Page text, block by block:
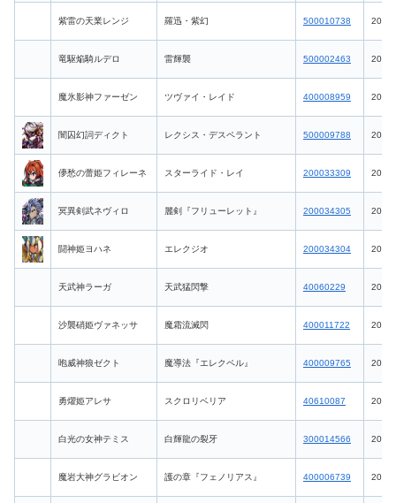
紫雷の天業レンジ 羅迅・紫幻 500010738
竜駆焔騎ルデロ 雷輝襲 500002463
魔氷影神ファーゼン ツヴァイ・レイド 400008959
闇囚幻詞ディクト レクシス・デスペラント 500009788
儚愁の蕾姫フィレーネ スターライド・レイ 200033309
冥異剣武ネヴィロ 麗剣『フリューレット』 200034305
闘神姫ヨハネ エレクジオ 200034304
天武神ラーガ 天武猛閃撃 40060229
沙襲硝姫ヴァネッサ 魔霜流滅閃 400011722
咆威神狼ゼクト 魔導法『エレクペル』 400009765
勇燿姫アレサ スクロリベリア 40610087
白光の女神テミス 白輝龍の裂牙 300014566
魔岩大神グラビオン 護の章『フェノリアス』 400006739